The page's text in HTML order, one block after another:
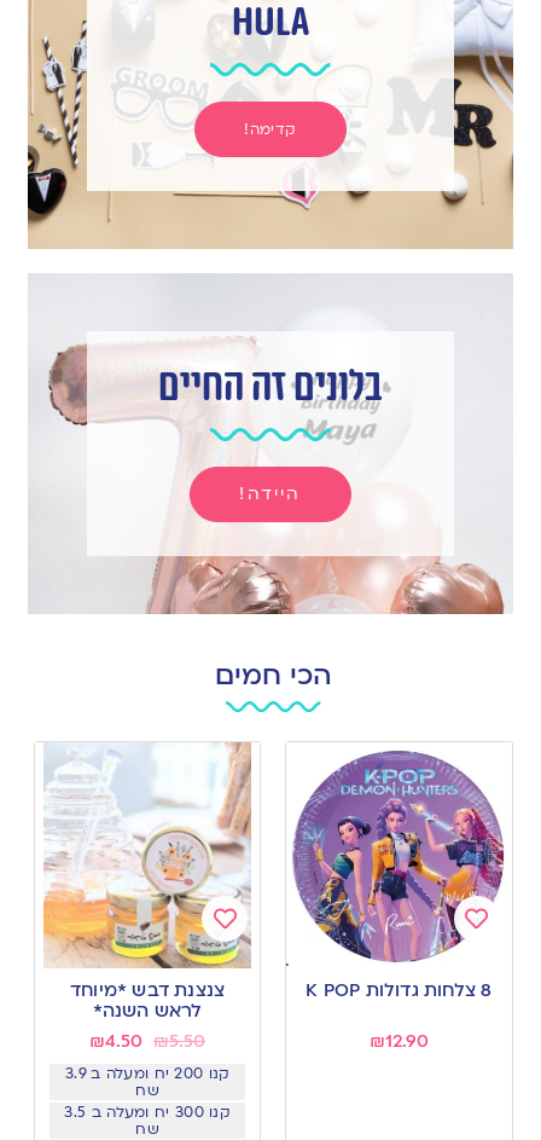
hula
קדימה!
בלונים זה החיים
היידה!
הכי חמים
to
wishlist
8 צלחות גדולות K POP
₪12.90
Add
wishlist
צנצנת דבש *מיוחד
לראש השנה*
₪5.50
₪4.50
קנו 200 יח ומעלה ב 3.9
שח
קנו 300 יח ומעלה ב 3.5
שח